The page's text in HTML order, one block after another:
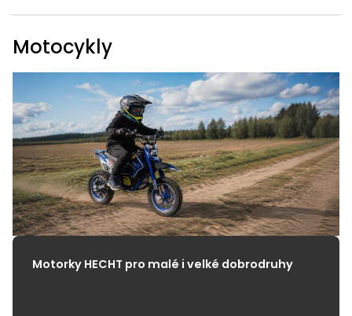
Motocykly
Motorky HECHT pro malé i velké dobrodruhy